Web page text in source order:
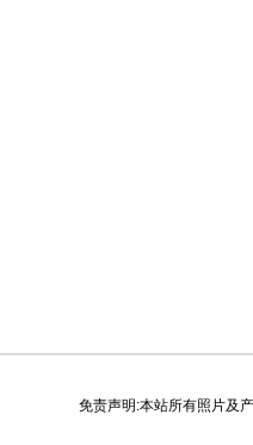
免责声明:本站所有照片及